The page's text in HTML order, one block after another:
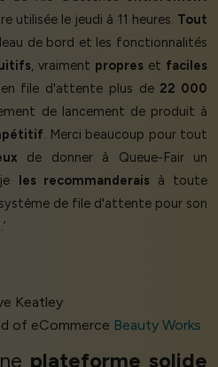
utilisée le jeudi à 11 heures. Tout
de bord et les fonctionnalités
, vraiment propres et faciles
file d'attente plus de 22 000
de lancement de produit à
. Merci beaucoup pour tout
de donner à Queue-Fair un
les recommanderaisà toute
de file d'attente pour son
Keatley
of eCommerce Beauty Works
plateforme solide